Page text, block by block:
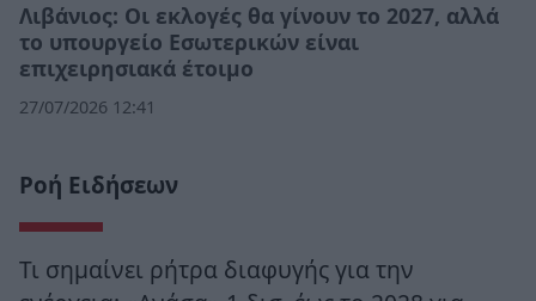
Λιβάνιος: Οι εκλογές θα γίνουν το 2027, αλλά
το υπουργείο Εσωτερικών είναι
επιχειρησιακά έτοιμο
27/07/2026 12:41
Ροή Ειδήσεων
Τι σημαίνει ρήτρα διαφυγής για την